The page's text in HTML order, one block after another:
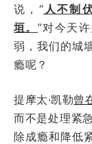
说，“ 人不制
垣。 ”对今天
弱，我们的城
瘾呢？
提摩太·凯勒曾
而不是处理紧
除成瘾和降低